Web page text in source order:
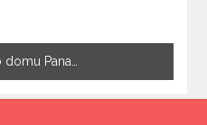
Pana…